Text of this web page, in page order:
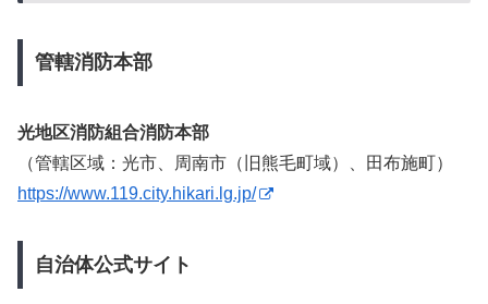
管轄消防本部
光地区消防組合消防本部
（管轄区域：光市、周南市（旧熊毛町域）、田布施町）
https://www.119.city.hikari.lg.jp/
自治体公式サイト